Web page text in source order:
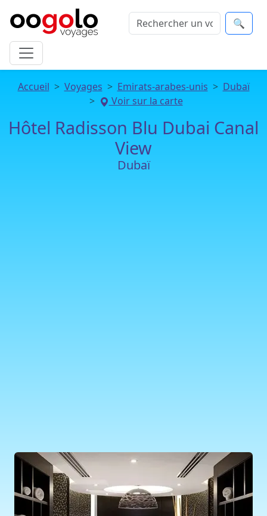
🔍
Accueil Voyages Emirats-arabes-unis
Dubaï
Voir sur la carte
Hôtel Radisson Blu Dubai Canal
View
Dubaï